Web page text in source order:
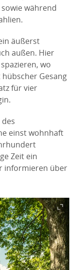
während
äußerst
außen. Hier
wo
Gesang
für vier
einst wohnhaft
Zeit ein
informieren über